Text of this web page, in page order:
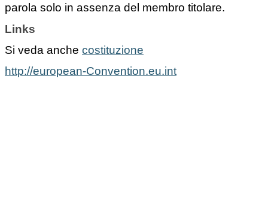
parola solo in assenza del membro titolare.
Links
Si veda anche costituzione
http://european-Convention.eu.int